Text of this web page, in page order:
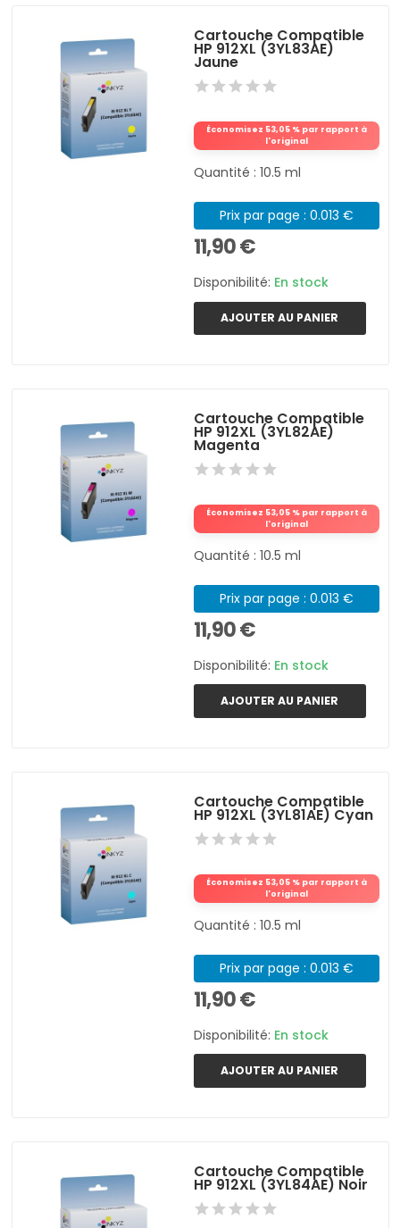
Cartouche Compatible
HP 912XL (3YL83AE)
Jaune
Économisez 53,05 % par rapport à
l'original
Quantité : 10.5 ml
Prix par page : 0.013 €
11,90 €
Disponibilité: En stock
AJOUTER AU PANIER
Cartouche Compatible
HP 912XL (3YL82AE)
Magenta
Économisez 53,05 % par rapport à
l'original
Quantité : 10.5 ml
Prix par page : 0.013 €
11,90 €
Disponibilité: En stock
AJOUTER AU PANIER
Cartouche Compatible
HP 912XL (3YL81AE) Cyan
Économisez 53,05 % par rapport à
l'original
Quantité : 10.5 ml
Prix par page : 0.013 €
11,90 €
Disponibilité: En stock
AJOUTER AU PANIER
Cartouche Compatible
HP 912XL (3YL84AE) Noir